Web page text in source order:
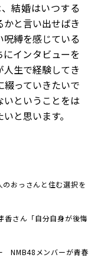
結婚はいつする
と言い出せばき
縛を感じている
インタビューを
生で経験してき
っていきたいで
ということをは
いと思います。
おっさんと住む選択を
さん「自分自身が後悔
NMB48メンバーが青春